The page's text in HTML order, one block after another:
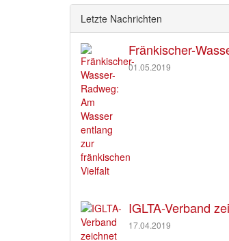
Letzte Nachrichten
Fränkischer-
01.05.2019
IGLTA-Verband
17.04.2019